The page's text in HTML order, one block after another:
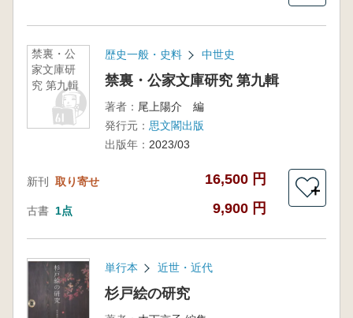
禁裏・公
家文庫研
究 第九輯
歴史一般・史料 中世史
禁裏・公家文庫研究 第九輯
著者： 尾上陽介 編
発行元： 思文閣出版
出版年： 2023/03
新刊 取り寄せ 16,500 円
古書 1点 9,900 円
＋
単行本 近世・近代
杉戸絵の研究